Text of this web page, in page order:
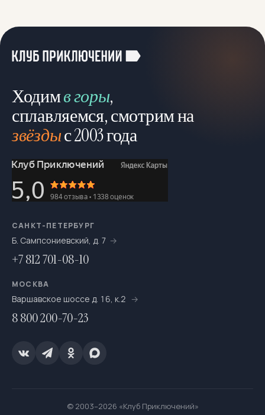
Ходимв горы,
сплавляемся, смотрим на
звёздыс 2003 года
САНКТ-ПЕТЕРБУРГ
Б. Сампсониевский, д. 7
+7 812 701-08-10
МОСКВА
Варшавское шоссе д. 16, к.2
8 800 200-70-23
© 2003–2026 «Клуб Приключений»